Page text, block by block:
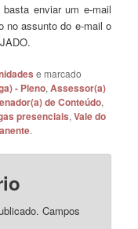
enviar um e-mail
no assunto do e-mail o
e marcado
- Pleno,Assessor(a)
de Conteúdo,
presenciais,Vale do
.
Campos